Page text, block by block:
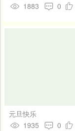
1883
0
元旦快乐
1935
0